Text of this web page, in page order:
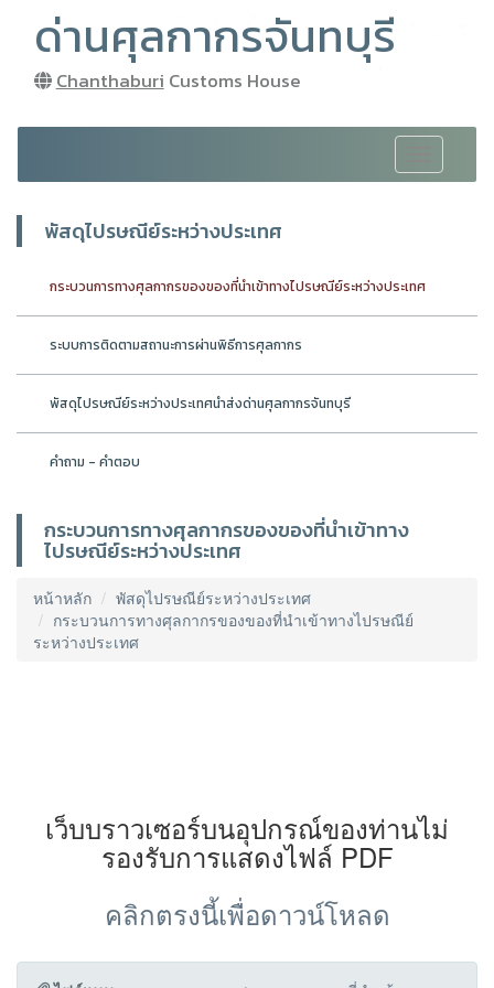
ด่านศุลกากรจันทบุรี
ChanthaburiCustoms House
navigation
พัสดุไปรษณีย์ระหว่างประเทศ
กระบวนการทางศุลกากรของของที่นำเข้าทางไปรษณีย์ระหว่างประเทศ
ระบบการติดตามสถานะการผ่านพิธีการศุลกากร
พัสดุไปรษณีย์ระหว่างประเทศนำส่งด่านศุลกากรจันทบุรี
คำถาม - คำตอบ
กระบวนการทางศุลกากรของของที่นำเข้าทาง
ไปรษณีย์ระหว่างประเทศ
หน้าหลัก
พัสดุไปรษณีย์ระหว่างประเทศ
กระบวนการทางศุลกากรของของที่นำเข้าทางไปรษณีย์
ระหว่างประเทศ
เว็บบราวเซอร์บนอุปกรณ์ของท่านไม่
รองรับการแสดงไฟล์ PDF
คลิกตรงนี้เพื่อดาวน์โหลด